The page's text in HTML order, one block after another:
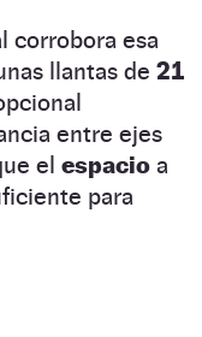
corrobora esa
llantas de 21
entre ejes
el espacio a
para